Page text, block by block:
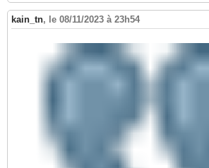
kain_tn, le 08/11/2023 à 23h54